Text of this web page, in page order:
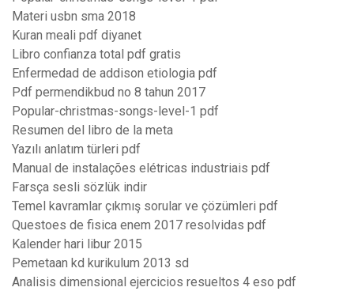
Materi usbn sma 2018
Kuran meali pdf diyanet
Libro confianza total pdf gratis
Enfermedad de addison etiologia pdf
Pdf permendikbud no 8 tahun 2017
Popular-christmas-songs-level-1 pdf
Resumen del libro de la meta
Yazılı anlatım türleri pdf
Manual de instalações elétricas industriais pdf
Farsça sesli sözlük indir
Temel kavramlar çıkmış sorular ve çözümleri pdf
Questoes de fisica enem 2017 resolvidas pdf
Kalender hari libur 2015
Pemetaan kd kurikulum 2013 sd
Analisis dimensional ejercicios resueltos 4 eso pdf